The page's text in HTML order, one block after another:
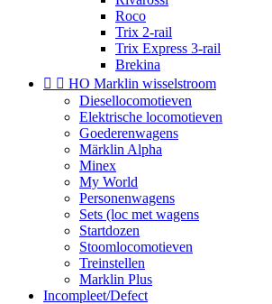
Roco
Trix 2-rail
Trix Express 3-rail
Brekina
  HO Marklin wisselstroom
Diesellocomotieven
Elektrische locomotieven
Goederenwagens
Märklin Alpha
Minex
My World
Personenwagens
Sets (loc met wagens
Startdozen
Stoomlocomotieven
Treinstellen
Marklin Plus
Incompleet/Defect